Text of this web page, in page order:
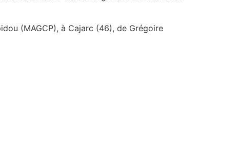
(MAGCP), à Cajarc (46), de Grégoire